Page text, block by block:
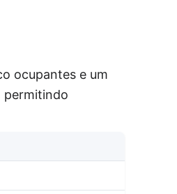
ocupantes e um
permitindo